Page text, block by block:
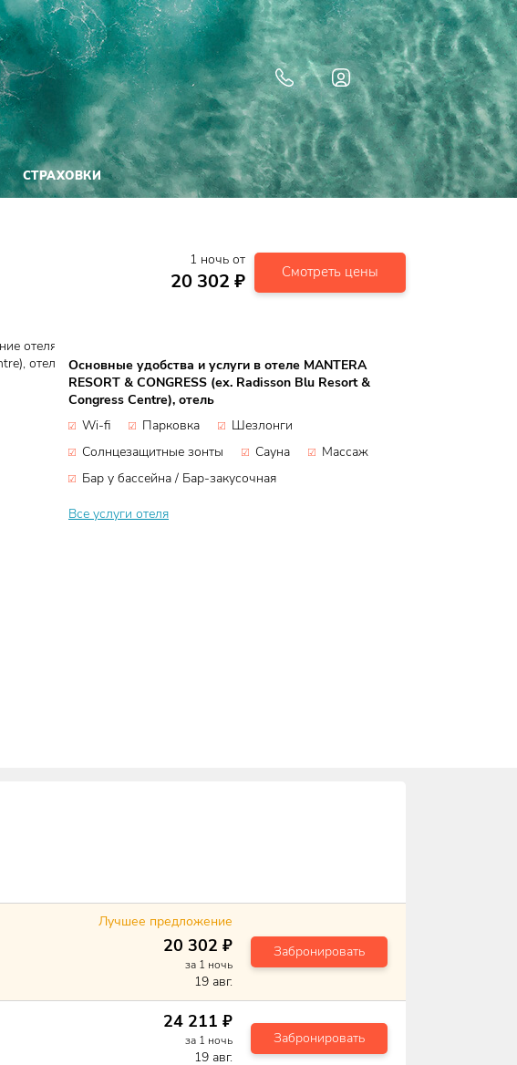
СТРАХОВКИ
1 ночь от
20 302 ₽ Смотреть цены
Основные удобства и услуги в отеле MANTERA
RESORT & CONGRESS (ех. Radisson Blu Resort &
Congress Centre), отель
Wi-fi Парковка Шезлонги
Солнцезащитные зонты Сауна Массаж
Бар у бассейна / Бар-закусочная
Все услуги отеля
Лучшее предложение
20 302 ₽
за 1 ночь
19 авг.
Забронировать
24 211 ₽
за 1 ночь
19 авг.
Забронировать